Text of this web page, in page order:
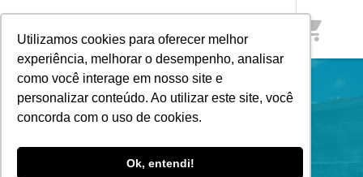
Utilizamos cookies para oferecer melhor
experiência, melhorar o desempenho, analisar
como você interage em nosso site e
personalizar conteúdo. Ao utilizar este site, você
concorda com o uso de cookies.
Ok, entendi!
shopping_cart